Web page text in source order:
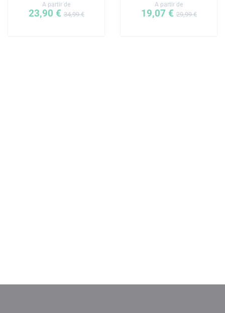
A partir de
23,90 €34,99 €
A partir de
19,07 €29,99 €